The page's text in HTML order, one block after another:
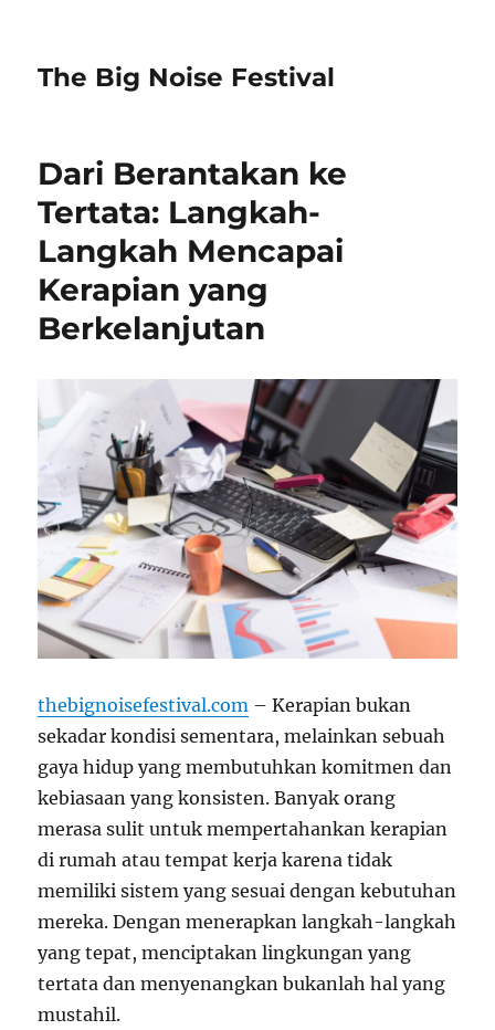
The Big Noise Festival
Dari Berantakan ke
Tertata: Langkah-
Langkah Mencapai
Kerapian yang
Berkelanjutan
thebignoisefestival.com – Kerapian bukan
sekadar kondisi sementara, melainkan sebuah
gaya hidup yang membutuhkan komitmen dan
kebiasaan yang konsisten. Banyak orang
merasa sulit untuk mempertahankan kerapian
di rumah atau tempat kerja karena tidak
memiliki sistem yang sesuai dengan kebutuhan
mereka. Dengan menerapkan langkah-langkah
yang tepat, menciptakan lingkungan yang
tertata dan menyenangkan bukanlah hal yang
mustahil.